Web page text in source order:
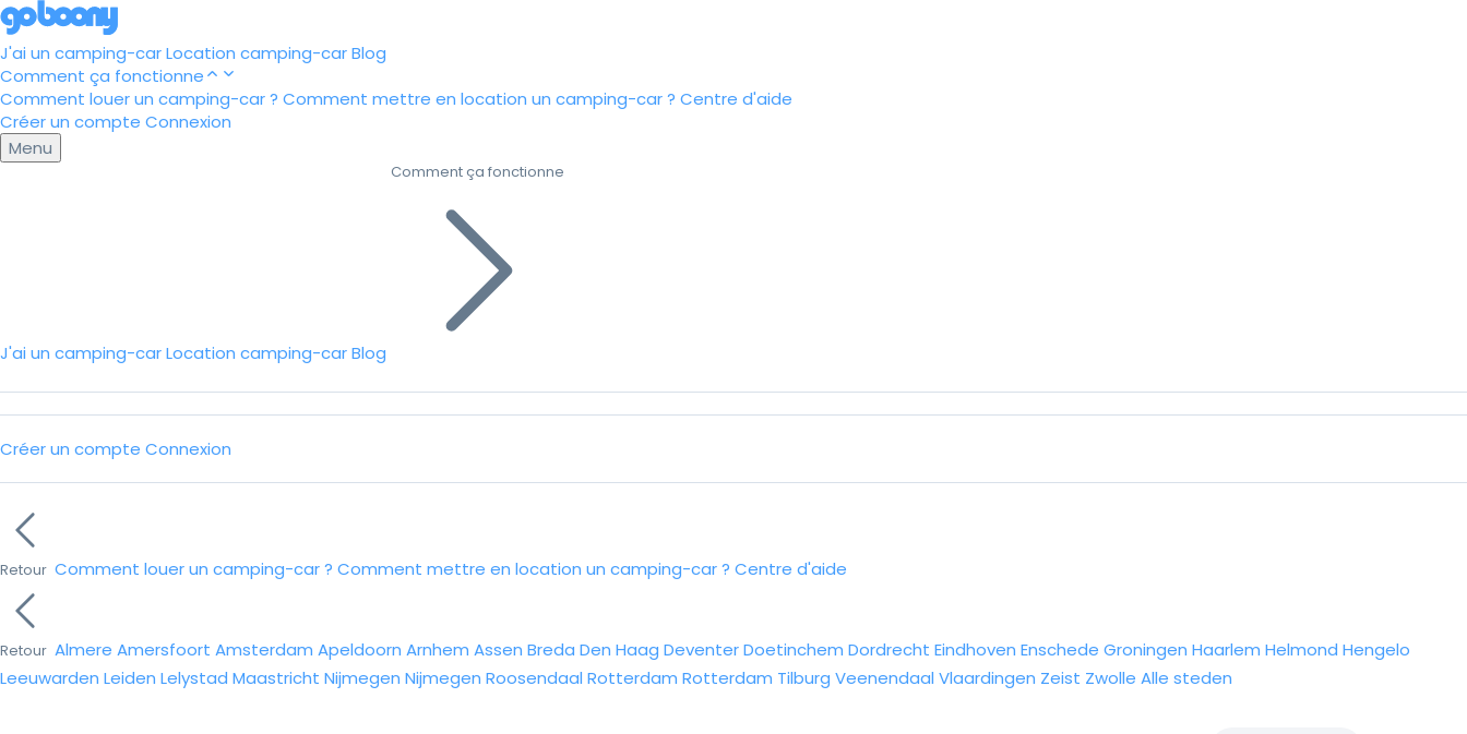
J'ai un camping-carLocation camping-carBlog
Comment ça fonctionne
Comment louer un camping-car ? Comment mettre en location un camping-car ? Centre d'aide
Créer un compte Connexion
Menu
J'ai un camping-carLocation camping-carBlog
Comment ça fonctionne
Créer un compte Connexion
Retour Comment louer un camping-car ? Comment mettre en location un camping-car ? Centre d'aide
Retour Almere Amersfoort Amsterdam Apeldoorn Arnhem Assen Breda Den Haag DeventerDoetinchem Dordrecht Eindhoven Enschede Groningen Haarlem Helmond Hengelo
Leeuwarden Leiden Lelystad Maastricht Nijmegen Nijmegen Roosendaal Rotterdam Rotterdam Tilburg Veenendaal Vlaardingen Zeist Zwolle Alle steden